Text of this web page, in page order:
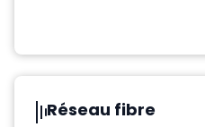
Réseau fibre